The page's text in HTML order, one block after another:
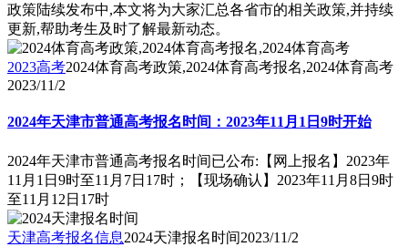
政策陆续发布中,本文将为大家汇总各省市的相关政策,并持续
更新,帮助考生及时了解最新动态。
2023高考2024体育高考政策,2024体育高考报名,2024体育高考
2023/11/2
2024年天津市普通高考报名时间：2023年11月1日9时开始
2024年天津市普通高考报名时间已公布:【网上报名】2023年
11月1日9时至11月7日17时；【现场确认】2023年11月8日9时
至11月12日17时
天津高考报名信息2024天津报名时间2023/11/2